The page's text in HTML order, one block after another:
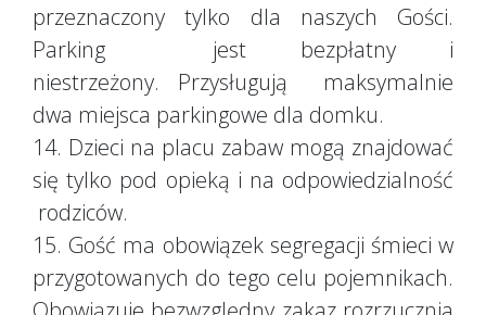
przeznaczony tylko dla naszych Gości.
Parking jest bezpłatny i
niestrzeżony. Przysługują maksymalnie
dwa miejsca parkingowe dla domku.
14. Dzieci na placu zabaw mogą znajdować
się tylko pod opieką i na odpowiedzialność
rodziców.
15. Gość ma obowiązek segregacji śmieci w
przygotowanych do tego celu pojemnikach.